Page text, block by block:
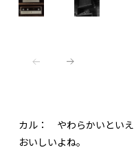
カル： やわらかいとい
おいしいよね。